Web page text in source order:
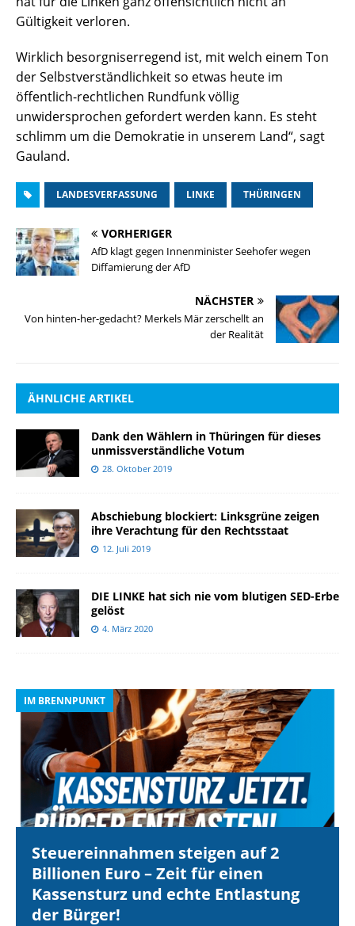
Gültigkeit verloren.
Wirklich besorgniserregend ist, mit welch einem Ton
der Selbstverständlichkeit so etwas heute im
öffentlich-rechtlichen Rundfunk völlig
unwidersprochen gefordert werden kann. Es steht
schlimm um die Demokratie in unserem Land“, sagt
Gauland.
LANDESVERFASSUNG LINKE THÜRINGEN
VORHERIGER
AfD klagt gegen Innenminister Seehofer wegen
Diffamierung der AfD
NÄCHSTER
Von hinten-her-gedacht? Merkels Mär zerschellt an
der Realität
ÄHNLICHE ARTIKEL
Dank den Wählern in Thüringen für dieses
unmissverständliche Votum
28. Oktober 2019
Abschiebung blockiert: Linksgrüne zeigen
ihre Verachtung für den Rechtsstaat
12. Juli 2019
DIE LINKE hat sich nie vom blutigen SED-Erbe
gelöst
4. März 2020
IM BRENNPUNKT
Steuereinnahmen steigen auf 2
Billionen Euro – Zeit für einen
Kassensturz und echte Entlastung
der Bürger!